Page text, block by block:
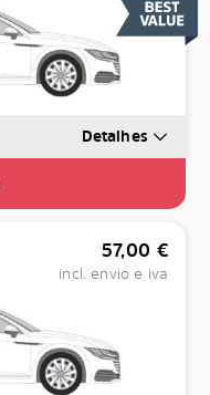
Detalhes
57,00 €
incl. envio e iva